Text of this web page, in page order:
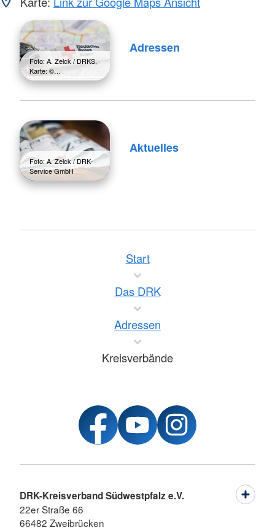
Foto: A. Zelck / DRKS,
Karte: ©…
Adressen
Foto: A. Zelck / DRK-
Service GmbH
Aktuelles
Start
Das DRK
Adressen
Kreisverbände
DRK-Kreisverband Südwestpfalz e.V.
22er Straße 66
66482 Zweibrücken